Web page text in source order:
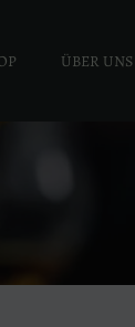
ÜBER UNS